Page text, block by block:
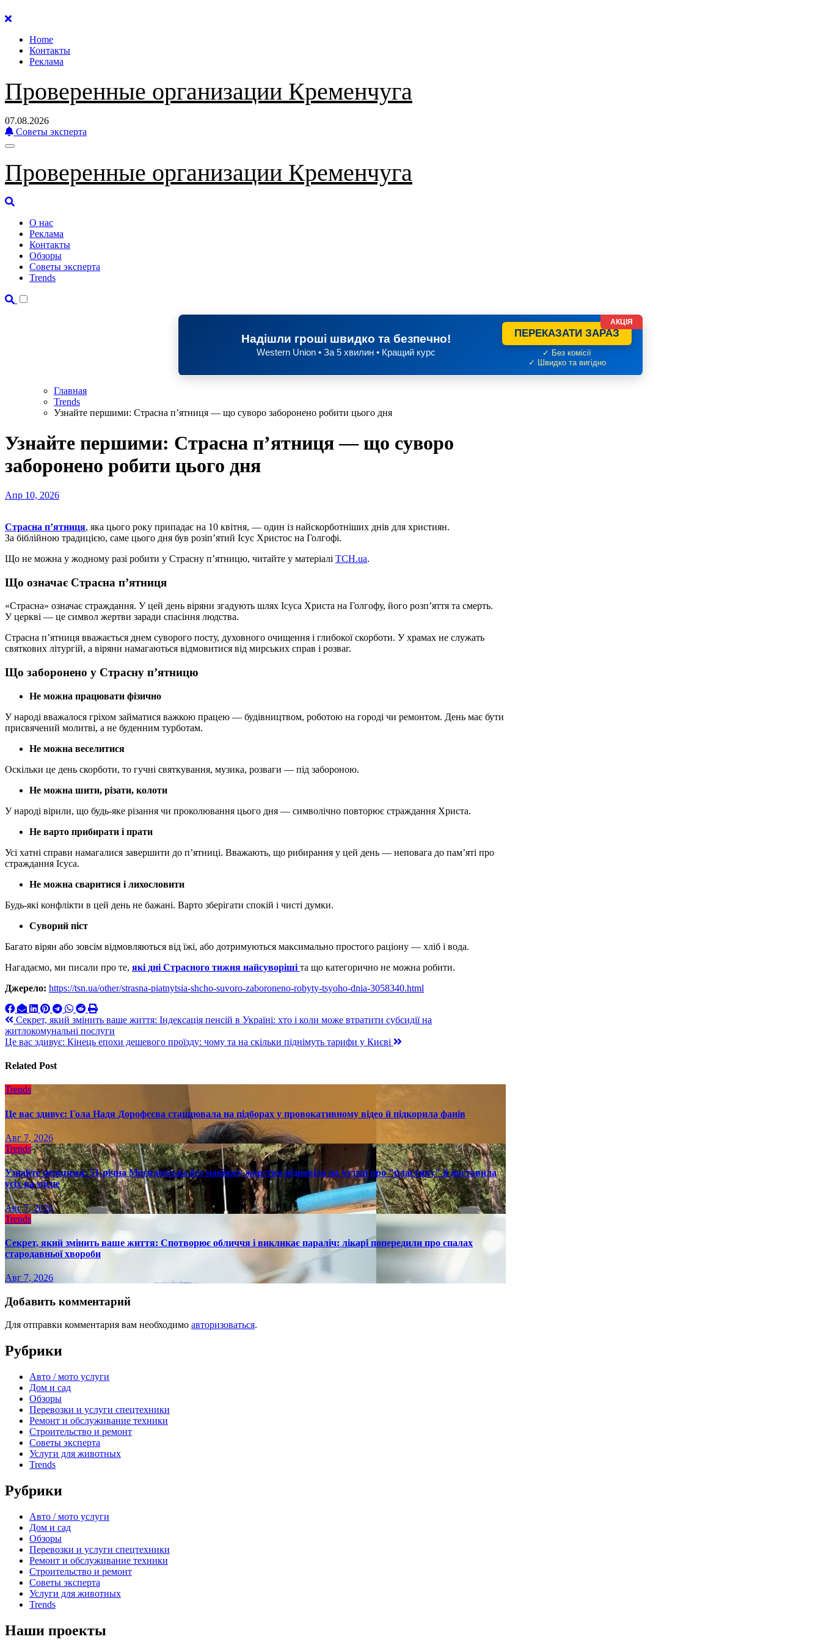
Перейти
содержанию
Home
Контакты
Реклама
Проверенные организации Кременчуга
07.08.2026
Советы эксперта
Проверенные организации Кременчуга
О нас
Реклама
Контакты
Обзоры
Советы эксперта
Trends
Надішли гроші швидко та безпечно!
Western Union • За 5 хвилин • Кращий курс
ПЕРЕКАЗАТИ ЗАРАЗ
✓ Без комісії
✓ Швидко та вигідно
АКЦІЯ
Главная
Trends
Узнайте першими: Страсна п’ятниця — що суворо заборонено робити цього дня
Узнайте першими: Страсна п’ятниця — що суворо
заборонено робити цього дня
Апр 10, 2026
Страсна п’ятниця, яка цього року припадає на 10 квітня, — один із найскорботніших днів для християн.
За біблійною традицією, саме цього дня був розіп’ятий Ісус Христос на Голгофі.
Що не можна у жодному разі робити у Страсну п’ятницю, читайте у матеріалі ТСН.ua.
Що означає Страсна п’ятниця
«Страсна» означає страждання. У цей день віряни згадують шлях Ісуса Христа на Голгофу, його розп’яття та смерть.
У церкві — це символ жертви заради спасіння людства.
Страсна п’ятниця вважається днем суворого посту, духовного очищення і глибокої скорботи. У храмах не служать
святкових літургій, а віряни намагаються відмовитися від мирських справ і розваг.
Що заборонено у Страсну п’ятницю
Не можна працювати фізично
У народі вважалося гріхом займатися важкою працею — будівництвом, роботою на городі чи ремонтом. День має бути
присвячений молитві, а не буденним турботам.
Не можна веселитися
Оскільки це день скорботи, то гучні святкування, музика, розваги — під забороною.
Не можна шити, різати, колоти
У народі вірили, що будь-яке різання чи проколювання цього дня — символічно повторює страждання Христа.
Не варто прибирати і прати
Усі хатні справи намагалися завершити до п’ятниці. Вважають, що рибирання у цей день — неповага до пам’яті про
страждання Ісуса.
Не можна сваритися і лихословити
Будь-які конфлікти в цей день не бажані. Варто зберігати спокій і чисті думки.
Суворий піст
Багато вірян або зовсім відмовляються від їжі, або дотримуються максимально простого раціону — хліб і вода.
Нагадаємо, ми писали про те, які дні Страсного тижня найсуворіші та що категорично не можна робити.
Джерело: https://tsn.ua/other/strasna-piatnytsia-shcho-suvoro-zaboroneno-robyty-tsyoho-dnia-3058340.html
Навигация
по
Секрет, який змінить ваше життя: Індексація пенсій в Україні: хто і коли може втратити субсидії на
житлокомунальні послуги
Це вас здивує: Кінець епохи дешевого проїзду: чому та на скільки піднімуть тарифи у Києві
Related Post
Trends
Це вас здивує: Гола Надя Дорофєєва станцювала на підборах у провокативному відео й підкорила фанів
Авг 7, 2026
Trends
Узнайте першими: 51-річна Могилевська без макіяжу жорстко відповіла на чутки про "пластику" й поставила
усіх на місце
Авг 7, 2026
Trends
Секрет, який змінить ваше життя: Спотворює обличчя і викликає параліч: лікарі попередили про спалах
стародавньої хвороби
Авг 7, 2026
Добавить комментарий
Для отправки комментария вам необходимо авторизоваться.
Рубрики
Авто / мото услуги
Дом и сад
Обзоры
Перевозки и услуги спецтехники
Ремонт и обслуживание техники
Строительство и ремонт
Советы эксперта
Услуги для животных
Trends
Рубрики
Авто / мото услуги
Дом и сад
Обзоры
Перевозки и услуги спецтехники
Ремонт и обслуживание техники
Строительство и ремонт
Советы эксперта
Услуги для животных
Trends
Наши проекты